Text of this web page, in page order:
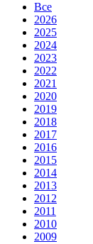
Все
2026
2025
2024
2023
2022
2021
2020
2019
2018
2017
2016
2015
2014
2013
2012
2011
2010
2009